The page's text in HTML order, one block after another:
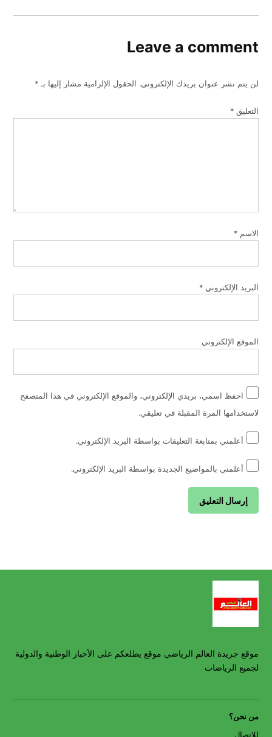
Leave a comment
لن يتم نشر عنوان بريدك الإلكتروني. الحقول الإلزامية مشار إليها بـ*
التعليق*
الاسم*
البريد الإلكتروني*
الموقع الإلكتروني
احفظ اسمي، بريدي الإلكتروني، والموقع الإلكتروني في هذا المتصفح
لاستخدامها المرة المقبلة في تعليقي.
أعلمني بمتابعة التعليقات بواسطة البريد الإلكتروني.
أعلمني بالمواضيع الجديدة بواسطة البريد الإلكتروني.
موقع جريدة العالم الرياضي موقع يطلعكم على الأخبار الوطنية والدولية
لجميع الرياضات
من نحن؟
للإتصال